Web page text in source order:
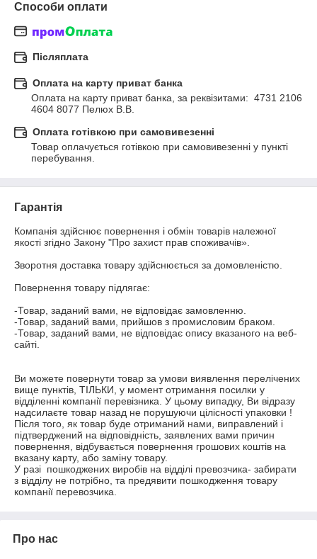
Способи оплати
Післяплата
Оплата на карту приват банка
Оплата на карту приват банка, за реквізитами:  4731 2106
4604 8077 Пелюх В.В.
Оплата готівкою при самовивезенні
Товар оплачується готівкою при самовивезенні у пункті
перебування.
Гарантія
Компанія здійснює повернення і обмін товарів належної
якості згідно Закону "Про захист прав споживачів».
Зворотня доставка товару здійснюється за домовленістю.
Повернення товару підлягає:
-Товар, заданий вами, не відповідає замовленню.
-Товар, заданий вами, прийшов з промисловим браком.
-Товар, заданий вами, не відповідає опису вказаного на веб-
сайті.
Ви можете повернути товар за умови виявлення перелічених
вище пунктів, ТІЛЬКИ, у момент отримання посилки у
відділенні компанії перевізника. У цьому випадку, Ви відразу
надсилаєте товар назад не порушуючи цілісності упаковки !
Після того, як товар буде отриманий нами, виправлений і
підтверджений на відповідність, заявлених вами причин
повернення, відбувається повернення грошових коштів на
вказану карту, або заміну товару.
У разі  пошкоджених виробів на відділі превозчика- забирати
з відділу не потрібно, та предявити пошкодження товару
компанії перевозчика.
Про нас